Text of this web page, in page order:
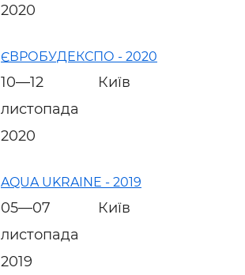
2020
ЄВРОБУДЕКСПО - 2020
10—12
листопада
2020
Київ
AQUA UKRAINE - 2019
05—07
листопада
2019
Київ